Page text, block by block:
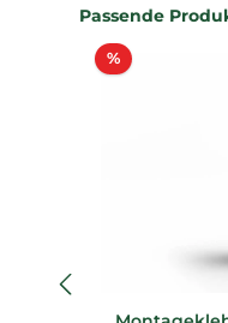
Produktgalerie
Passende
%Rabatt